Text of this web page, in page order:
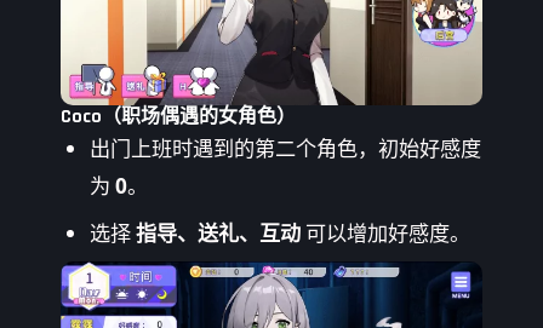
Coco（职场偶遇的女角色）
出门上班时遇到的第二个角色，初始好感度
为0。
选择指导、送礼、互动 可以增加好感度。